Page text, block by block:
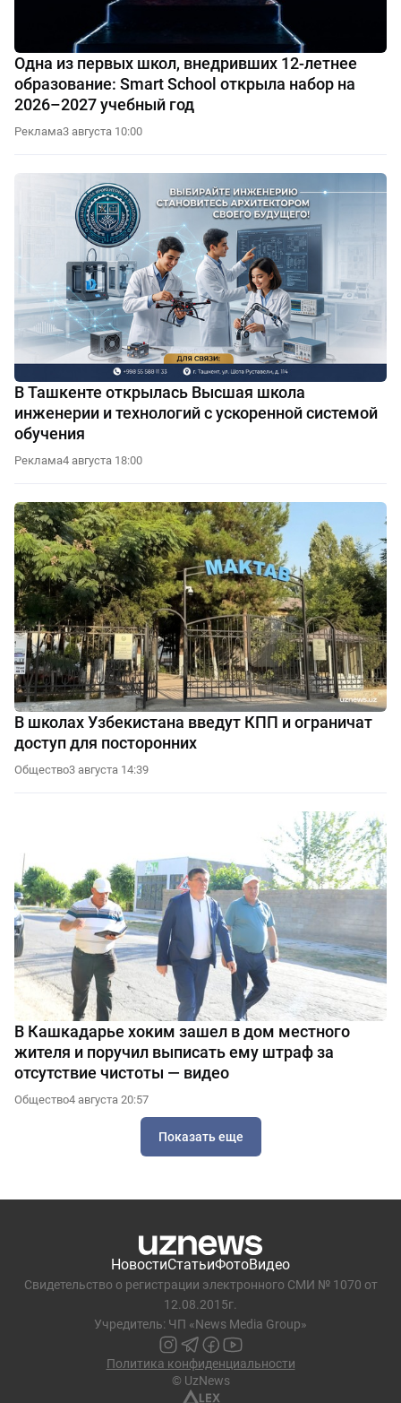
Одна из первых школ, внедривших 12-летнее
образование: Smart School открыла набор на
2026–2027 учебный год
Реклама3 августа 10:00
В Ташкенте открылась Высшая школа
инженерии и технологий с ускоренной системой
обучения
Реклама4 августа 18:00
В школах Узбекистана введут КПП и ограничат
доступ для посторонних
Общество3 августа 14:39
В Кашкадарье хоким зашел в дом местного
жителя и поручил выписать ему штраф за
отсутствие чистоты — видео
Общество4 августа 20:57
Показать еще
НовостиСтатьиФотоВидео
Свидетельство о регистрации электронного СМИ № 1070 от
12.08.2015г.
Учредитель: ЧП «News Media Group»
Политика конфиденциальности
© UzNews